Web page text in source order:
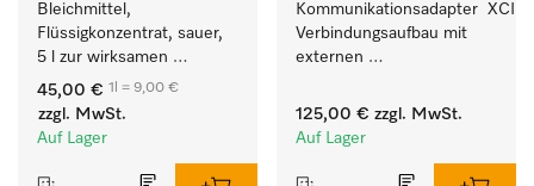
Bleichmittel,
Flüssigkonzentrat, sauer,
5 l zur wirksamen
Entfernung von
hartnäckigen Flecken.
45,00 € 1l = 9,00 €
zzgl. MwSt.
Auf Lager
Kommunikationsadapter  XCI
Verbindungsaufbau mit
externen
125,00 € zzgl. MwSt.
Auf Lager